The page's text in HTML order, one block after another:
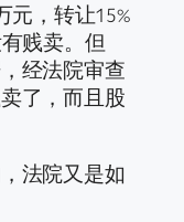
元，转让15%
贱卖。但
经法院审查
了，而且股
法院又是如